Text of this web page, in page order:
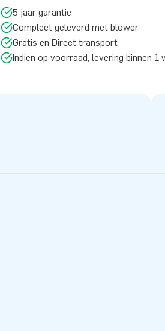
5 jaar garantie
Compleet geleverd met blower
Gratis en Direct transport
Indien op voorraad, levering binnen 1